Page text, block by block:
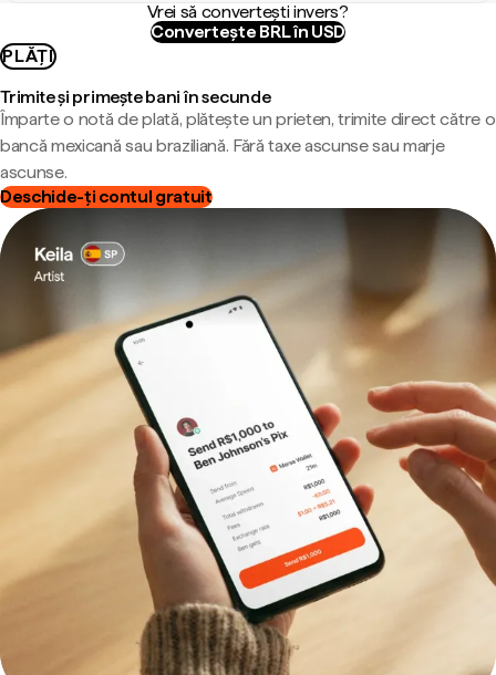
Vrei să convertești invers?
Convertește BRL în USD
PLĂȚI
Trimite și primește bani în secunde
Împarte o notă de plată, plătește un prieten, trimite direct către o
bancă mexicană sau braziliană. Fără taxe ascunse sau marje
ascunse.
Deschide-ți contul gratuit